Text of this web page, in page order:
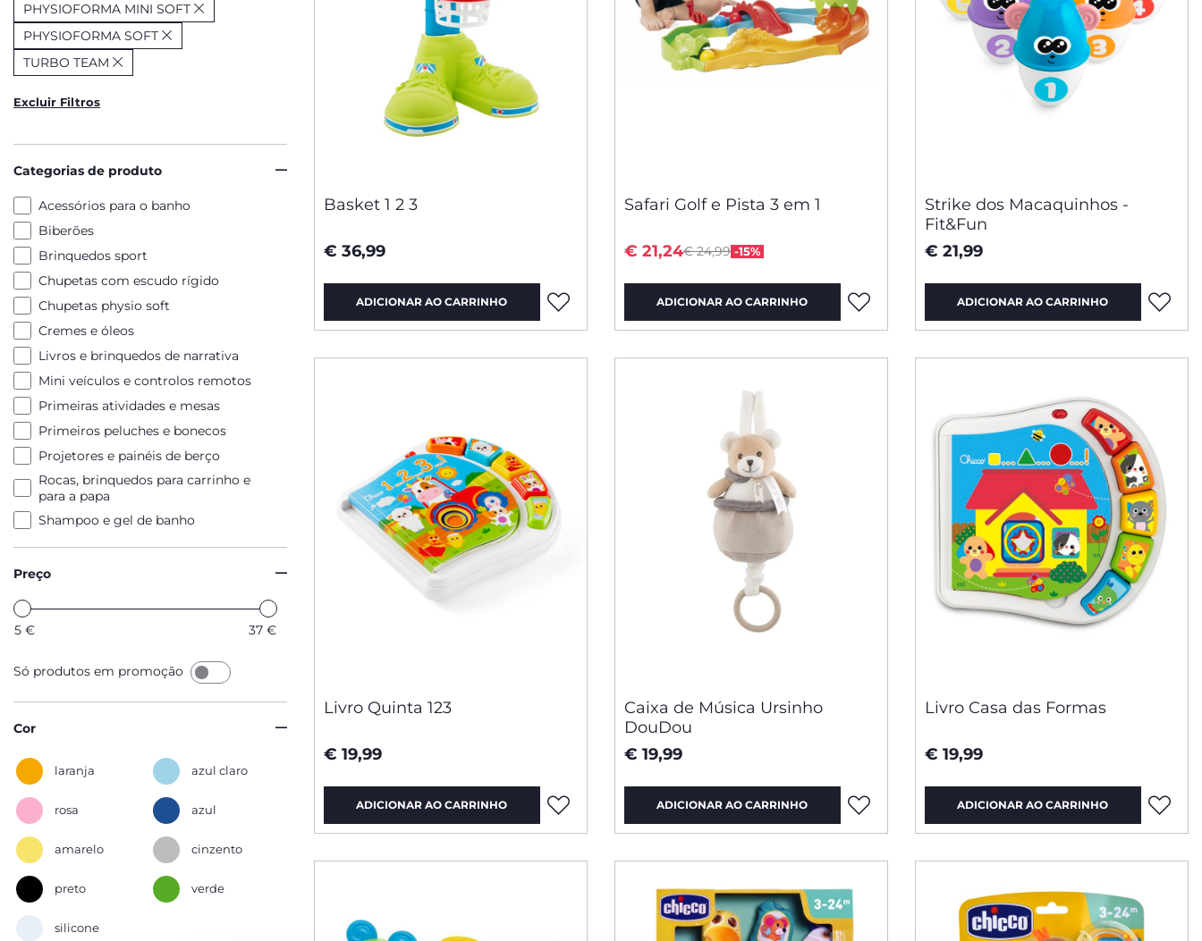
PHYSIOFORMA MINI SOFT
PHYSIOFORMA SOFT
TURBO TEAM
Excluir Filtros
Categorias de produto
Acessórios para o banho
Biberões
Brinquedos sport
Chupetas com escudo rígido
Chupetas physio soft
Cremes e óleos
Livros e brinquedos de narrativa
Mini veículos e controlos remotos
Primeiras atividades e mesas
Primeiros peluches e bonecos
Projetores e painéis de berço
Rocas, brinquedos para carrinho e
para a papa
Shampoo e gel de banho
Preço
5 € 37 €
Só produtos em promoção
Cor
laranja azul claro
rosa azul
amarelo cinzento
preto verde
silicone
Basket 1 2 3
€ 36,99
ADICIONAR AO CARRINHO
Safari Golf e Pista 3 em 1
Price reduced from
€ 24,99 -15%
to
€ 21,24
ADICIONAR AO CARRINHO
Strike dos Macaquinhos -
Fit&Fun
€ 21,99
ADICIONAR AO CARRINHO
Livro Quinta 123
€ 19,99
ADICIONAR AO CARRINHO
Caixa de Música Ursinho
DouDou
€ 19,99
ADICIONAR AO CARRINHO
Livro Casa das Formas
€ 19,99
ADICIONAR AO CARRINHO